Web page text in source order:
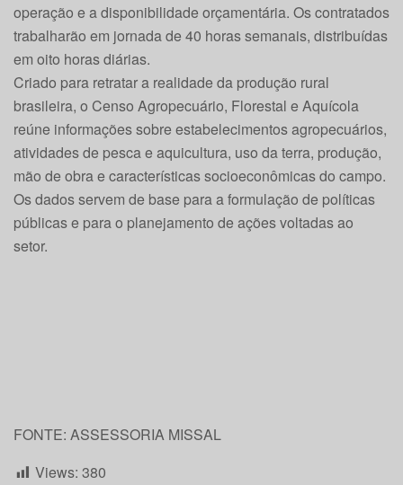
operação e a disponibilidade orçamentária. Os contratados
trabalharão em jornada de 40 horas semanais, distribuídas
em oito horas diárias.
Criado para retratar a realidade da produção rural
brasileira, o Censo Agropecuário, Florestal e Aquícola
reúne informações sobre estabelecimentos agropecuários,
atividades de pesca e aquicultura, uso da terra, produção,
mão de obra e características socioeconômicas do campo.
Os dados servem de base para a formulação de políticas
públicas e para o planejamento de ações voltadas ao
setor.
FONTE: ASSESSORIA MISSAL
Views: 380